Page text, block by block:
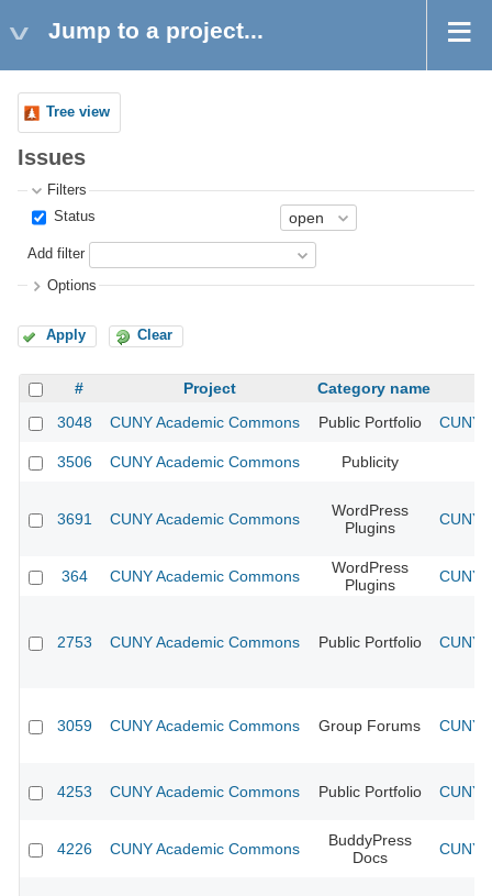
Jump to a project...
Tree view
Issues
Filters
Status
Add filter
Options
Apply Clear
# Project
Category name
3048
CUNY Academic Commons Public Portfolio CUNY
3506 CUNY Academic Commons Publicity
3691 CUNY Academic Commons
WordPress
Plugins
CUNY
364 CUNY Academic Commons
WordPress
Plugins
CUNY
2753 CUNY Academic Commons Public Portfolio CUNY
3059 CUNY Academic Commons Group Forums CUNY
4253 CUNY Academic Commons Public Portfolio CUNY
4226 CUNY Academic Commons
BuddyPress
Docs
CUNY